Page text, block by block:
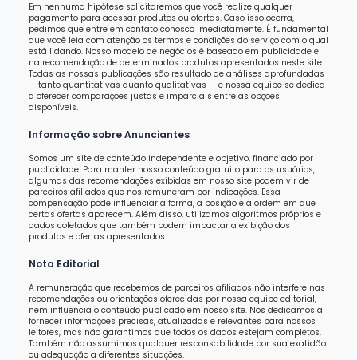
Em nenhuma hipótese solicitaremos que você realize qualquer
pagamento para acessar produtos ou ofertas. Caso isso ocorra,
pedimos que entre em contato conosco imediatamente. É fundamental
que você leia com atenção os termos e condições do serviço com o qual
está lidando. Nosso modelo de negócios é baseado em publicidade e
na recomendação de determinados produtos apresentados neste site.
Todas as nossas publicações são resultado de análises aprofundadas
— tanto quantitativas quanto qualitativas — e nossa equipe se dedica
a oferecer comparações justas e imparciais entre as opções
disponíveis.
Informação sobre Anunciantes
Somos um site de conteúdo independente e objetivo, financiado por
publicidade. Para manter nosso conteúdo gratuito para os usuários,
algumas das recomendações exibidas em nosso site podem vir de
parceiros afiliados que nos remuneram por indicações. Essa
compensação pode influenciar a forma, a posição e a ordem em que
certas ofertas aparecem. Além disso, utilizamos algoritmos próprios e
dados coletados que também podem impactar a exibição dos
produtos e ofertas apresentados.
Nota Editorial
A remuneração que recebemos de parceiros afiliados não interfere nas
recomendações ou orientações oferecidas por nossa equipe editorial,
nem influencia o conteúdo publicado em nosso site. Nos dedicamos a
fornecer informações precisas, atualizadas e relevantes para nossos
leitores, mas não garantimos que todos os dados estejam completos.
Também não assumimos qualquer responsabilidade por sua exatidão
ou adequação a diferentes situações.